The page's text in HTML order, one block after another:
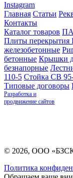
Instagram
Главная Статьи
Контакты
Каталог товаров
Плиты
железобетонные
бетонные Крышки
безнапорные
110-5 Стойка СВ
Типовые договоры
Разработка и
продвижение сайтов
© 2026, ООО
Политика